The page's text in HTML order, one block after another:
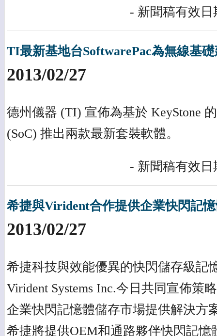
- 新聞稿有效日
TI最新基地台SoftwarePac為無線基礎
2013/02/27
德州儀器 (TI) 宣佈為基於 KeyStone
(SoC) 推出兩款最新套裝軟體。
- 新聞稿有效日
希捷與Virident合作提供企業快閃記
2013/02/27
希捷科技與效能優異的快閃儲存級記
Virident Systems Inc.今日共同宣佈策
企業快閃記憶體儲存市場提供解決方
希捷將提供OEM和通路夥伴快閃記憶